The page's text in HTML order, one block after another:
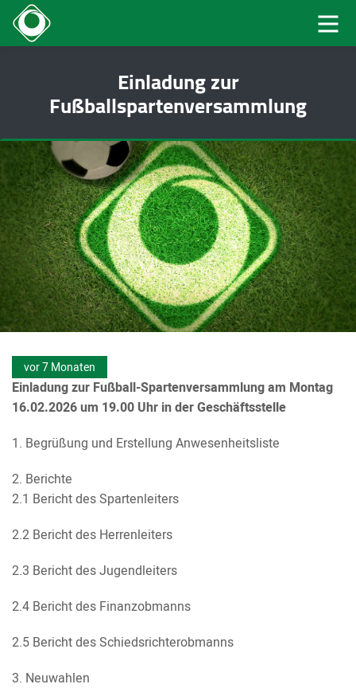
Einladung zur
Fußballspartenversammlung
vor 7 Monaten
Einladung zur Fußball-Spartenversammlung am Montag
16.02.2026 um 19.00 Uhr in der Geschäftsstelle
1. Begrüßung und Erstellung Anwesenheitsliste
2. Berichte
2.1 Bericht des Spartenleiters
2.2 Bericht des Herrenleiters
2.3 Bericht des Jugendleiters
2.4 Bericht des Finanzobmanns
2.5 Bericht des Schiedsrichterobmanns
3. Neuwahlen